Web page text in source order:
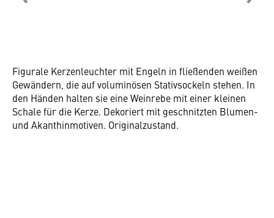
Figurale Kerzenleuchter mit Engeln in fließenden weißen
Gewändern, die auf voluminösen Stativsockeln stehen. In
den Händen halten sie eine Weinrebe mit einer kleinen
Schale für die Kerze. Dekoriert mit geschnitzten Blumen-
und Akanthinmotiven. Originalzustand.